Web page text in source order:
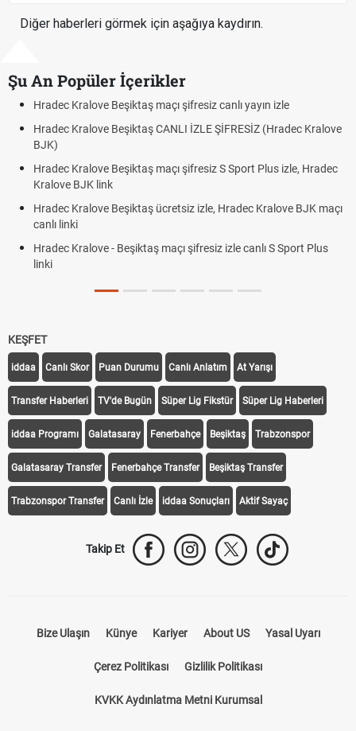
Diğer haberleri görmek için aşağıya kaydırın.
Şu An Popüler İçerikler
Beşiktaş maçı şifresiz canlı yayın izle
Beşiktaş CANLI İZLE ŞİFRESİZ (Hradec Kralove
Beşiktaş maçı şifresiz S Sport Plus izle, Hradec
Beşiktaş ücretsiz izle, Hradec Kralove BJK maçı
- Beşiktaş maçı şifresiz izle canlı S Sport Plus
Hradec
Hradec
Trivela Nedir?
Plonjon Nedir?
KEŞFET
iddaa Canlı Skor Puan Durumu Canlı Anlatım At Yarışı
Transfer Haberleri TV'de Bugün Süper Lig Fikstür Süper Lig Haberleri
iddaa Programı Galatasaray Fenerbahçe Beşiktaş Trabzonspor
Galatasaray Transfer Fenerbahçe Transfer Beşiktaş Transfer
Trabzonspor Transfer Canlı İzle iddaa Sonuçları Aktif Sayaç
Takip Et
Bize Ulaşın Künye Kariyer About US Yasal Uyarı
Çerez Politikası Gizlilik Politikası
KVKK Aydınlatma Metni Kurumsal